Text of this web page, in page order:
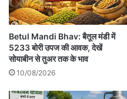
Betul Mandi Bhav: बैतूल मंडी में
5233 बोरी उपज की आवक, देखें
सोयाबीन से तुअर तक के भाव
10/08/2026